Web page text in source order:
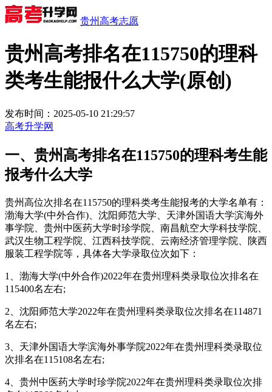
贵州高考志愿
贵州高考排名在115750的理科
类考生能报什么大学(原创)
发布时间：2025-05-10 21:29:57
高考升学网
一、贵州高考排名在115750的理科考生能
报考什么大学
贵州高位次排名在115750的理科类考生能报考的大学名单有：
渤海大学(中外合作)、沈阳师范大学、天津外国语大学滨海外
事学院、贵州中医药大学时珍学院、南昌航空大学科技学院、
武汉生物工程学院、江西科技学院、云南经济管理学院、陕西
服装工程学院等，具体各大学录取位次如下：
1、渤海大学(中外合作)2022年在贵州理科类录取位次排名在
115400名左右;
2、沈阳师范大学2022年在贵州理科类录取位次排名在114871
名左右;
3、天津外国语大学滨海外事学院2022年在贵州理科类录取位
次排名在115108名左右;
4、贵州中医药大学时珍学院2022年在贵州理科类录取位次排